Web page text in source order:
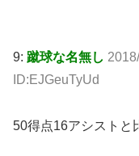
9: 蹴球な名無し
ID:EJGeuTyUd
50得点16アシストと